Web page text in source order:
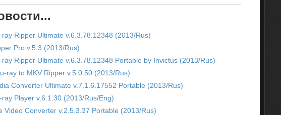
ray Ripper Ultimate v.6.3.78.12348 (2013/Rus)
Pro v.5.3 (2013/Rus)
ray Ripper Ultimate v.6.3.78.12348 Portable by Invictus (2013/Rus)
ray to MKV Ripper v.5.0.50 (2013/Rus)
Converter Ultimate v.7.1.6.17552 Portable (2013/Rus)
Player v.6.1.30 (2013/Rus/Eng)
Video Converter v.2.5.3.37 Portable (2013/Rus)